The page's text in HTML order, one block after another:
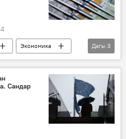
Экономика
депозит
Дагы 3
Сандар